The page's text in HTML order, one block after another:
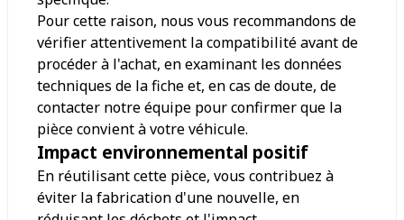
Pour cette raison, nous vous recommandons de
vérifier attentivement la compatibilité avant de
procéder à l'achat, en examinant les données
techniques de la fiche et, en cas de doute, de
contacter notre équipe pour confirmer que la
pièce convient à votre véhicule.
Impact environnemental positif
En réutilisant cette pièce, vous contribuez à
éviter la fabrication d'une nouvelle, en